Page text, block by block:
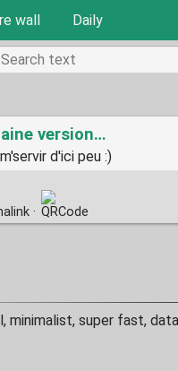
wall Daily
version…
d'ici peu :)
·
minimalist, super fast,